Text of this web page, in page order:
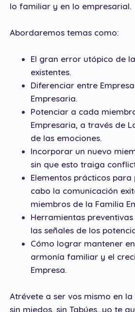
lo familiar y en lo empresarial.
Abordaremos temas como:
El gran error utópico de
existentes.
Diferenciar entre
Empresaria.
Potenciar a cada
Empresaria, a través de
de las emociones.
Incorporar un nuevo
sin que esto traiga
Elementos prácticos
cabo la comunicación
miembros de la Familia
Herramientas
las señales de los
Cómo lograr mantener
armonía familiar y el
Empresa.
Atrévete a ser vos mismo en
sin miedos, sin Tabúes…yo te